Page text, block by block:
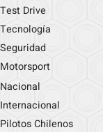
Test Drive
Tecnología
Seguridad
Motorsport
Nacional
Internacional
Pilotos Chilenos